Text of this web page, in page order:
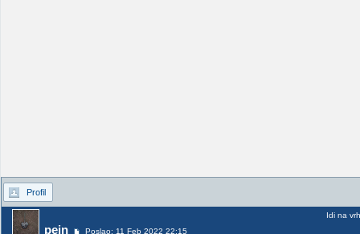
Profil
pein Poslao: 11 Feb 2022 22:15
Idi na vrh